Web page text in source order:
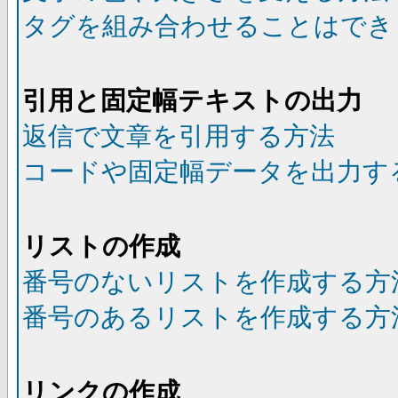
タグを組み合わせることはで
引用と固定幅テキストの出力
返信で文章を引用する方法
コードや固定幅データを出力す
リストの作成
番号のないリストを作成する方
番号のあるリストを作成する方
リンクの作成